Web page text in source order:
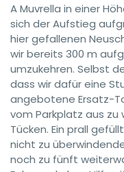
A Muvrella in einer
sich der Aufstieg
hier gefallenen
wir bereits 300 m
umzukehren. Selbst
dass wir dafür eine
angebotene Ersatz-
vom Parkplatz aus
Tücken. Ein prall
nicht zu
noch zu fünft